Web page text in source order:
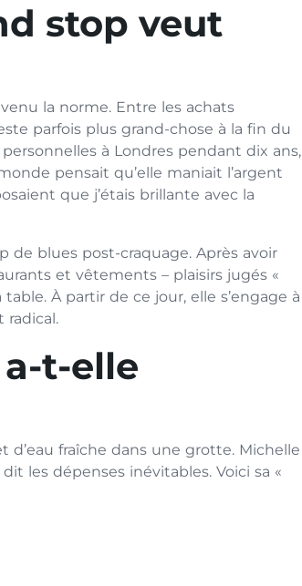
stop veut
la norme. Entre les achats
parfois plus grand-chose à la fin du
à Londres pendant dix ans,
pensait qu’elle maniait l’argent
que j’étais brillante avec la
de blues post-craquage. Après avoir
et vêtements – plaisirs jugés «
À partir de ce jour, elle s’engage à
radical.
t-elle
fraîche dans une grotte. Michelle
les dépenses inévitables. Voici sa «